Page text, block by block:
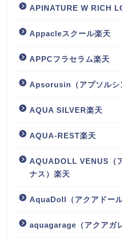
APINATURE W RICH
Appacleスクール楽天
APPCフラセラム楽天
Apsorusin（アプソルシ
AQUA SILVER楽天
AQUA-REST楽天
AQUADOLL VENUS（
ナス）楽天
AquaDoll（アクアドー
aquagarage（アクアガ